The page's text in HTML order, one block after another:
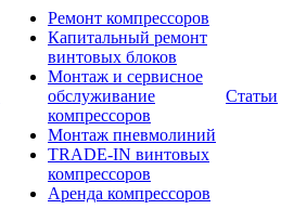
Ремонт компрессоров
Капитальный ремонт
винтовых блоков
Монтаж и сервисное
обслуживание
компрессоров
Монтаж пневмолиний
TRADE-IN винтовых
компрессоров
Аренда компрессоров
Статьи